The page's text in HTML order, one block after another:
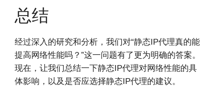
总结
经过深入的研究和分析，我们对“静态IP代理真的能
提高网络性能吗？”这一问题有了更为明确的答案。
现在，让我们总结一下静态IP代理对网络性能的具
体影响，以及是否应选择静态IP代理的建议。